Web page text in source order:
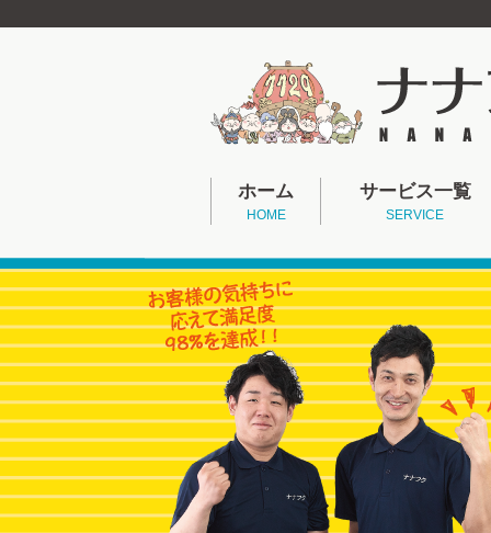
ホーム
HOME
サービス一覧
SERVICE